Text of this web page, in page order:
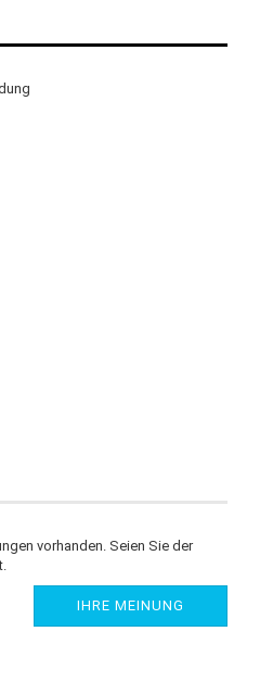
vorhanden. Seien Sie der
IHRE MEINUNG